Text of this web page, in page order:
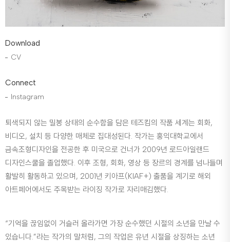
Download
CV
Connect
Instagram
퇴색되지 않는 밀봉 상태의 순수함을 담은 테즈킴의 작품 세계는 회화,
비디오, 설치 등 다양한 매체로 집대성된다. 작가는 홍익대학교에서
금속조형디자인을 전공한 후 미국으로 건너가 2009년 로드아일랜드
디자인스쿨을 졸업했다. 이후 조형, 회화, 영상 등 장르의 경계를 넘나들며
활발히 활동하고 있으며, 2001년 키아프(KIAF+) 출품을 계기로 해외
아트페어에서도 주목받는 라이징 작가로 자리매김했다.
“기억을 끊임없이 거슬러 올라가면 가장 순수했던 시절의 소년을 만날 수
있습니다.”라는 작가의 말처럼, 그의 작업은 유년 시절을 상징하는 소년